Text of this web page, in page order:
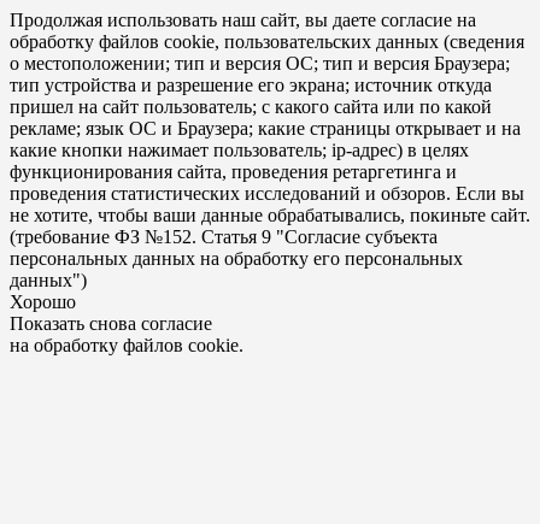
Продолжая использовать наш сайт, вы даете согласие на
обработку файлов cookie, пользовательских данных (сведения
о местоположении; тип и версия ОС; тип и версия Браузера;
тип устройства и разрешение его экрана; источник откуда
пришел на сайт пользователь; с какого сайта или по какой
рекламе; язык ОС и Браузера; какие страницы открывает и на
какие кнопки нажимает пользователь; ip-адрес) в целях
функционирования сайта, проведения ретаргетинга и
проведения статистических исследований и обзоров. Если вы
не хотите, чтобы ваши данные обрабатывались, покиньте сайт.
(требование ФЗ №152. Статья 9 "Согласие субъекта
персональных данных на обработку его персональных
данных")
Хорошо
Показать снова согласие
на обработку файлов cookie.